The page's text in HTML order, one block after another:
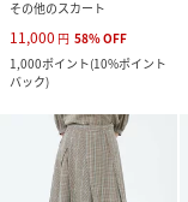
その他のスカート
11,000 円 58%OFF
1,000ポイント(10%ポイント
バック)